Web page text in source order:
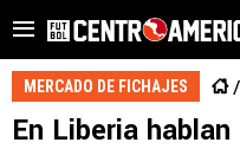
MERCADO DE FICHAJES
En Liberia